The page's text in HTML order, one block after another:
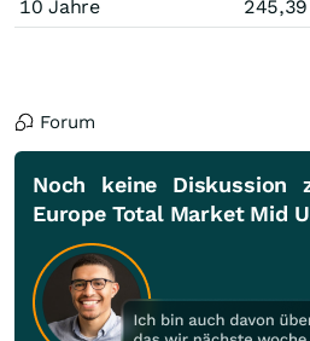
10 Jahre
245,39
Forum
Noch keine Diskussion
Europe Total Market Mid